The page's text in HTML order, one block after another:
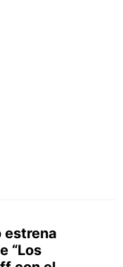
estrena
“Los